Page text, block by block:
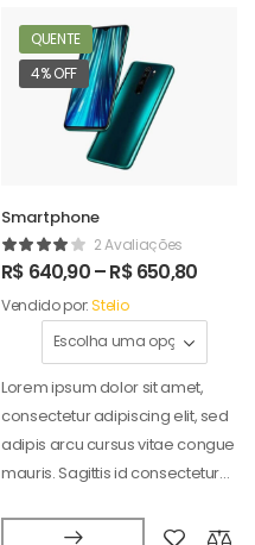
QUENTE
4% OFF
Smartphone
2 Avaliações
R$ 640,90–R$650,80
Vendido por:Stelio
Lorem ipsum dolor sit amet,
consectetur adipiscing elit, sed
adipis arcu cursus vitae congue
mauris. Sagittis id consectetur